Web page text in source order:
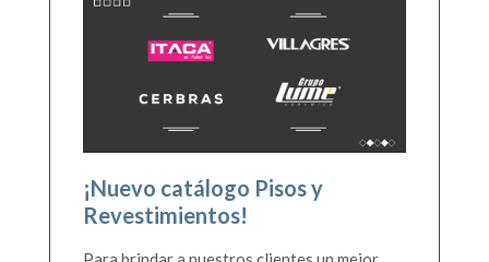
¡Nuevo catálogo Pisos y
Revestimientos!